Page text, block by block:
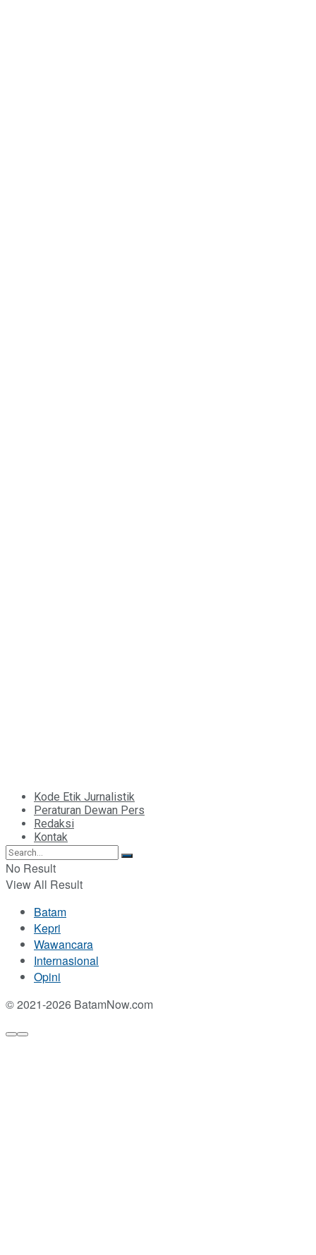
Kode Etik Jurnalistik
Peraturan Dewan Pers
Redaksi
Kontak
No Result
View All Result
Batam
Kepri
Wawancara
Internasional
Opini
© 2021-2026 BatamNow.com